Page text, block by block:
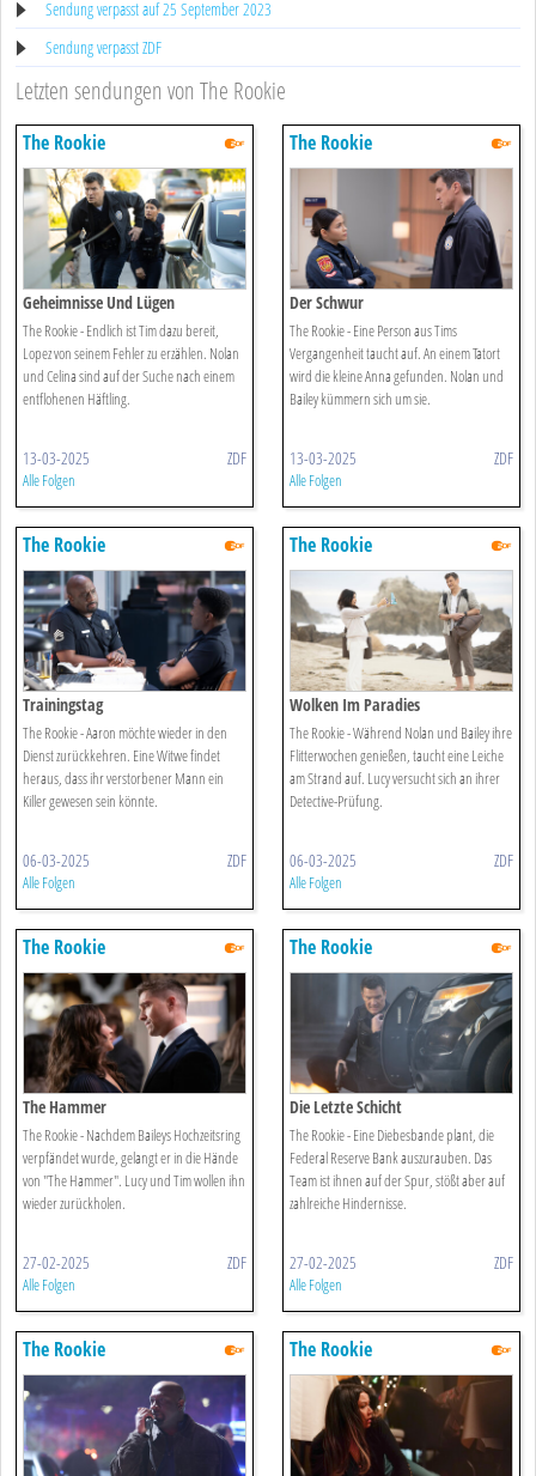
Sendung verpasst auf 25 September 2023
Sendung verpasst ZDF
Letzten sendungen von The Rookie
The Rookie
Geheimnisse Und Lügen
The Rookie - Endlich ist Tim dazu bereit,
Lopez von seinem Fehler zu erzählen. Nolan
und Celina sind auf der Suche nach einem
entflohenen Häftling.
13-03-2025 ZDF
Alle Folgen
The Rookie
Der Schwur
The Rookie - Eine Person aus Tims
Vergangenheit taucht auf. An einem Tatort
wird die kleine Anna gefunden. Nolan und
Bailey kümmern sich um sie.
13-03-2025 ZDF
Alle Folgen
The Rookie
Trainingstag
The Rookie - Aaron möchte wieder in den
Dienst zurückkehren. Eine Witwe findet
heraus, dass ihr verstorbener Mann ein
Killer gewesen sein könnte.
06-03-2025 ZDF
Alle Folgen
The Rookie
Wolken Im Paradies
The Rookie - Während Nolan und Bailey ihre
Flitterwochen genießen, taucht eine Leiche
am Strand auf. Lucy versucht sich an ihrer
Detective-Prüfung.
06-03-2025 ZDF
Alle Folgen
The Rookie
The Hammer
The Rookie - Nachdem Baileys Hochzeitsring
verpfändet wurde, gelangt er in die Hände
von "The Hammer". Lucy und Tim wollen ihn
wieder zurückholen.
27-02-2025 ZDF
Alle Folgen
The Rookie
Die Letzte Schicht
The Rookie - Eine Diebesbande plant, die
Federal Reserve Bank auszurauben. Das
Team ist ihnen auf der Spur, stößt aber auf
zahlreiche Hindernisse.
27-02-2025 ZDF
Alle Folgen
The Rookie The Rookie